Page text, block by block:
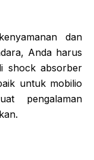
dan
Anda harus
shock absorber
untuk mobilio
pengalaman